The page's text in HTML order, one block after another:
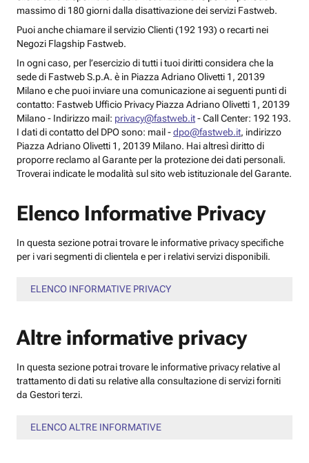
massimo di 180 giorni dalla disattivazione dei servizi Fastweb.
Puoi anche chiamare il servizio Clienti (192 193) o recarti nei
Negozi Flagship Fastweb.
In ogni caso, per l’esercizio di tutti i tuoi diritti considera che la
sede di Fastweb S.p.A. è in Piazza Adriano Olivetti 1, 20139
Milano e che puoi inviare una comunicazione ai seguenti punti di
contatto: Fastweb Ufficio Privacy Piazza Adriano Olivetti 1, 20139
Milano - Indirizzo mail: privacy@fastweb.it- Call Center: 192 193.
I dati di contatto del DPO sono: mail -dpo@fastweb.it, indirizzo
Piazza Adriano Olivetti 1, 20139 Milano. Hai altresì diritto di
proporre reclamo al Garante per la protezione dei dati personali.
Troverai indicate le modalità sul sito web istituzionale del Garante.
Elenco Informative Privacy
In questa sezione potrai trovare le informative privacy specifiche
per i vari segmenti di clientela e per i relativi servizi disponibili.
ELENCO INFORMATIVE PRIVACY
Altre informative privacy
In questa sezione potrai trovare le informative privacy relative al
trattamento di dati su relative alla consultazione di servizi forniti
da Gestori terzi.
ELENCO ALTRE INFORMATIVE